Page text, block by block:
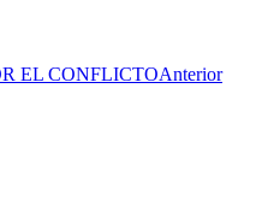
EL CONFLICTOAnterior